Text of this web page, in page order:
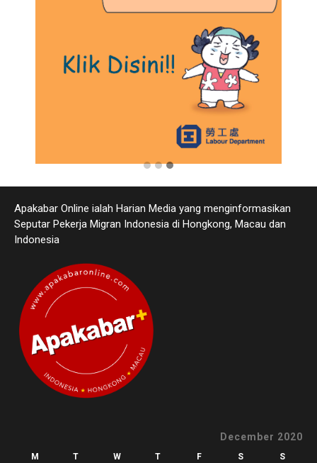
Apakabar Online ialah Harian Media yang menginformasikan
Seputar Pekerja Migran Indonesia di Hongkong, Macau dan
Indonesia
December 2020
M T W T F S S